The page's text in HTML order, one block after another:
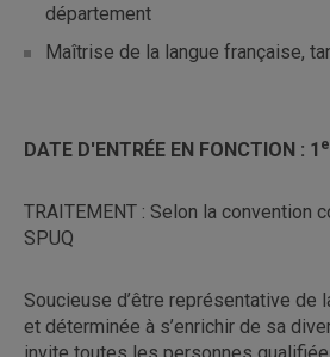
département
Maîtrise de la langue française,
DATE D'ENTRÉE EN FONCTION : 1
TRAITEMENT : Selon la convention
SPUQ
Soucieuse d’être représentative de
et déterminée à s’enrichir de sa